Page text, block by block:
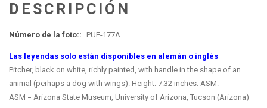
DESCRIPCIÓN
Número de la foto:: PUE-177A
Las leyendas solo están disponibles en alemán o inglés
Pitcher, black on white, richly painted, with handle in the shape of an
animal (perhaps a dog with wings). Height: 7.32 inches. ASM.
ASM = Arizona State Museum, University of Arizona, Tucson (Arizona)